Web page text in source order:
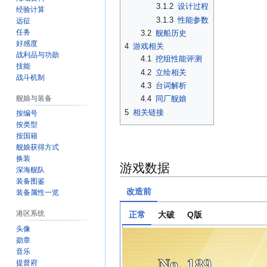
3.1.2 设计过程
3.1.3 性能参数
3.2 舰船历史
4 游戏相关
4.1 挖组性能评测
4.2 立绘相关
4.3 台词解析
4.4
同厂舰娘
5 相关链接
游戏数据
改造前
正常 大破 Q版
经验计算
远征
任务
好感度
战利品与功勋
技能
战斗机制
舰娘与装备
按编号
按类型
按国籍
舰娘获得方式
换装
深海舰队
装备图鉴
装备属性一览
港区系统
头像
勋章
音乐
提督府